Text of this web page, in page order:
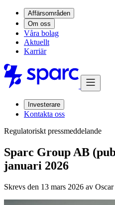
Affärsområden
Om oss
Våra bolag
Aktuellt
Karriär
Investerare
Kontakta oss
Regulatoriskt pressmeddelande
Sparc Group AB
januari 2026
Skrevs den 13 mars 2026 av